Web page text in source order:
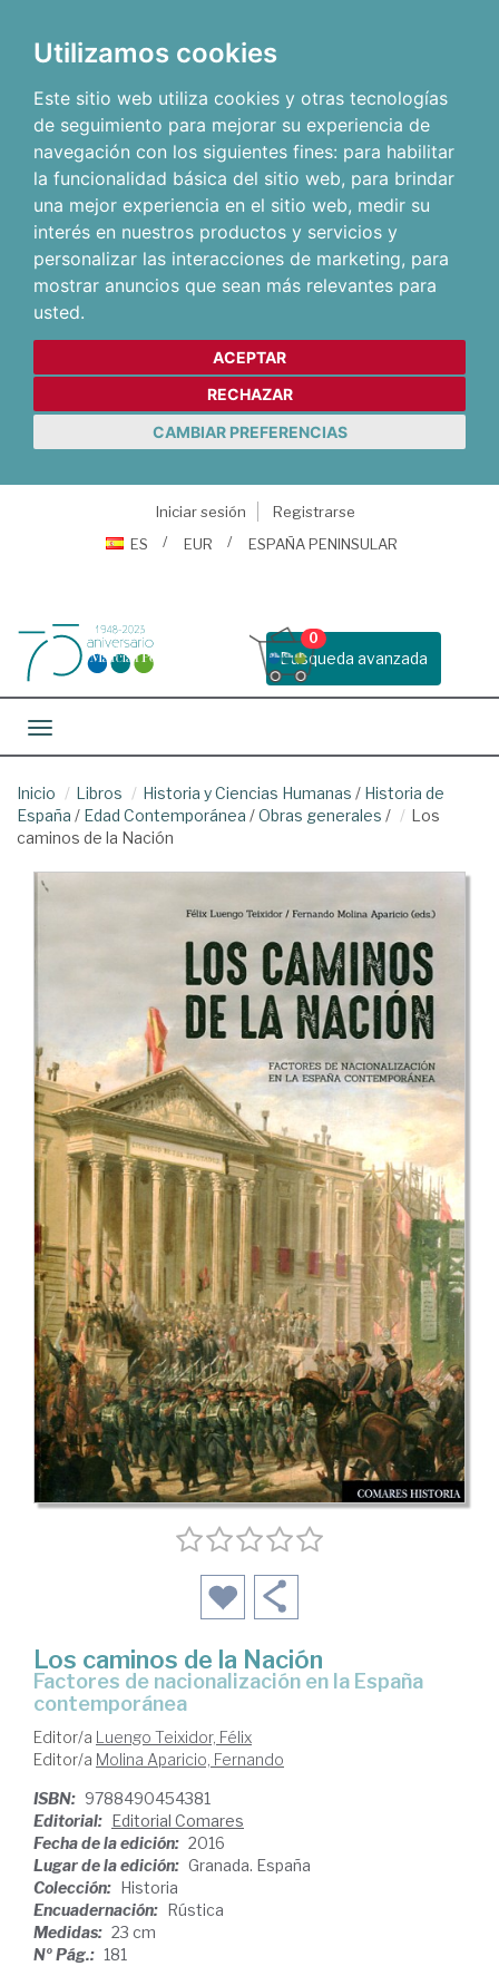
Utilizamos cookies
Este sitio web utiliza cookies y otras tecnologías
de seguimiento para mejorar su experiencia de
navegación con los siguientes fines: para habilitar
la funcionalidad básica del sitio web, para brindar
una mejor experiencia en el sitio web, medir su
interés en nuestros productos y servicios y
personalizar las interacciones de marketing, para
mostrar anuncios que sean más relevantes para
usted.
ACEPTAR
RECHAZAR
CAMBIAR PREFERENCIAS
Iniciar sesión
Registrarse
ES
EUR ESPAÑA PENINSULAR
Busqueda avanzada
0
Toggle navigation
Inicio Libros Historia y Ciencias Humanas / Historia de
España / Edad Contemporánea /Obras generales /
Los
caminos de la Nación
Los caminos de la Nación
factores de nacionalización en la España
contemporánea
Editor/a Luengo Teixidor, Félix
Editor/a Molina Aparicio, Fernando
ISBN: 9788490454381
Editorial: Editorial Comares
Fecha de la edición: 2016
Lugar de la edición: Granada. España
Colección: Historia
Encuadernación: Rústica
Medidas: 23 cm
Nº Pág.: 181